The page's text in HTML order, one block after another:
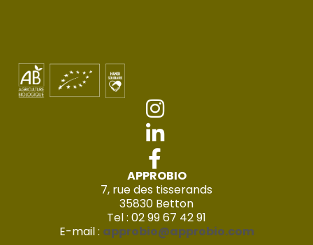
APPROBIO
7, rue des tisserands
35830 Betton
Tel : 02 99 67 42 91
E-mail : approbio@approbio.com